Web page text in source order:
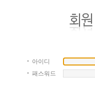
아이디
패스워드